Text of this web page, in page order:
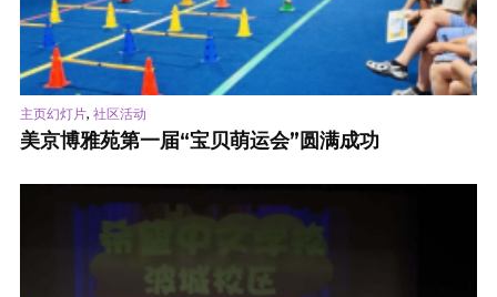
主页幻灯片, 社区活动
美京博雅苑第一届“宝贝萌运会”圆满成功